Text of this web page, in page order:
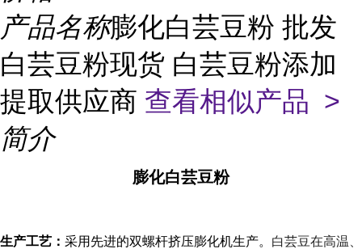
产品名称膨化白芸豆粉 批发
白芸豆粉现货 白芸豆粉添加
提取供应商 查看相似产品 >
简介
膨化白芸豆粉
生产工艺： 采用先进的双螺杆挤压膨化机生产。 白芸豆在高温、